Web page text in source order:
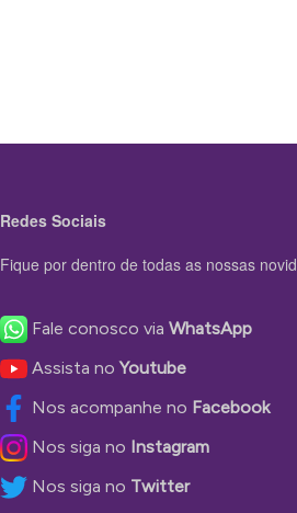
Redes Sociais
Fique por dentro de todas as nossas
Fale conosco via WhatsApp
Assista noYoutube
Nos acompanhe no Facebook
Nos siga no Instagram
Nos siga no Twitter